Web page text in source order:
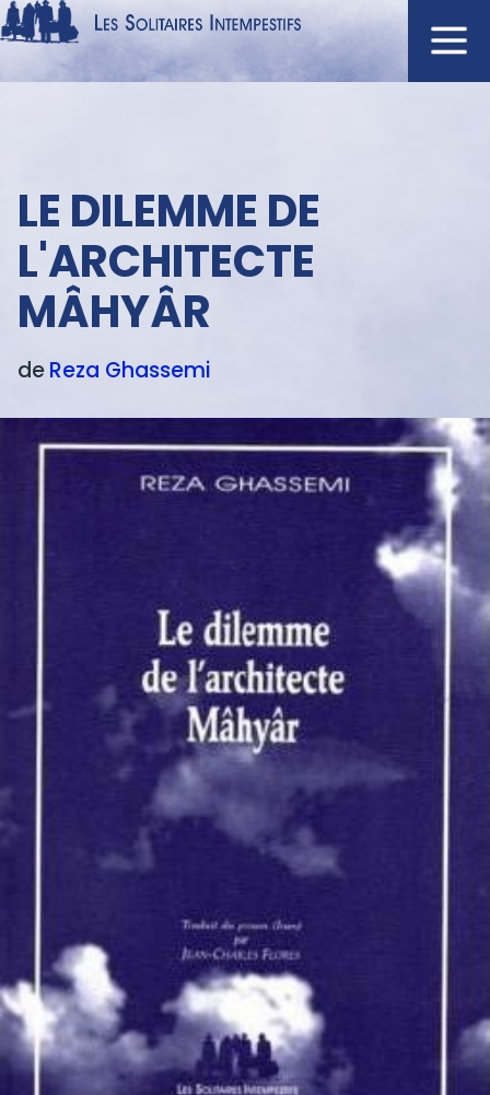
Aller
au
principal
Navigation
NOUVEAUTÉS
AUTEURS
À L'AFFICHE
CATALOGUE
DISTINCTIONS
texte
LE DILEMME DE
L'ARCHITECTE
MÂHYÂR
deReza Ghassemi